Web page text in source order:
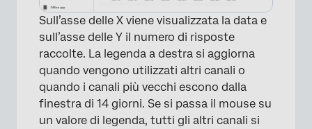
Sull’asse delle X viene visualizzata la data e
sull’asse delle Y il numero di risposte
raccolte. La legenda a destra si aggiorna
quando vengono utilizzati altri canali o
quando i canali più vecchi escono dalla
finestra di 14 giorni. Se si passa il mouse su
un valore di legenda, tutti gli altri canali si